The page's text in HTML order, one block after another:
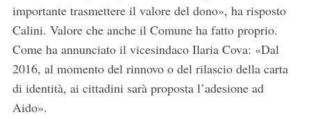
importante trasmettere il valore del dono», ha risposto
Calini. Valore che anche il Comune ha fatto proprio.
Come ha annunciato il vicesindaco Ilaria Cova: «Dal
2016, al momento del rinnovo o del rilascio della carta
di identità, ai cittadini sarà proposta l’adesione ad
Aido».